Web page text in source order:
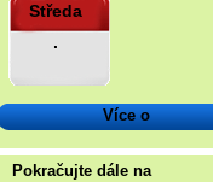
Středa
.
Více o
Pokračujte dále na